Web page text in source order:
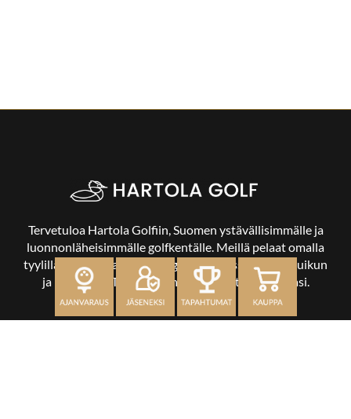
Tervetuloa Hartola Golfiin, Suomen ystävällisimmälle ja
luonnonläheisimmälle golfkentälle. Meillä pelaat omalla
tyylilläsi ja tasollasi – ja bongaat halutessasi vaikka uikun
ja kuikankin. Tärkeintä on, että nautit vierailustasi.